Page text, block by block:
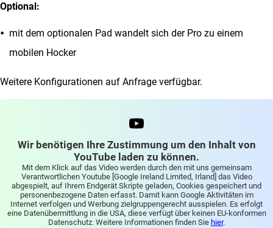
Optional:
mit dem optionalen Pad wandelt sich der Pro zu einem
mobilen Hocker
Weitere Konfigurationen auf Anfrage verfügbar.
Wir benötigen Ihre Zustimmung um den Inhalt von
YouTube laden zu können.
Mit dem Klick auf das Video werden durch den mit uns gemeinsam
Verantwortlichen Youtube [Google Ireland Limited, Irland] das Video
abgespielt, auf Ihrem Endgerät Skripte geladen, Cookies gespeichert und
personenbezogene Daten erfasst. Damit kann Google Aktivitäten im
Internet verfolgen und Werbung zielgruppengerecht ausspielen. Es erfolgt
eine Datenübermittlung in die USA, diese verfügt über keinen EU-konformen
Datenschutz. Weitere Informationen finden Sie hier.